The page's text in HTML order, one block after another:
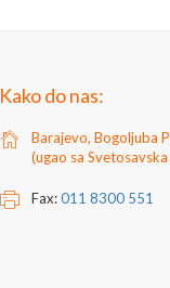
Kako do nas:
Barajevo, Bogoljuba
(ugao sa
Fax:011 8300 551